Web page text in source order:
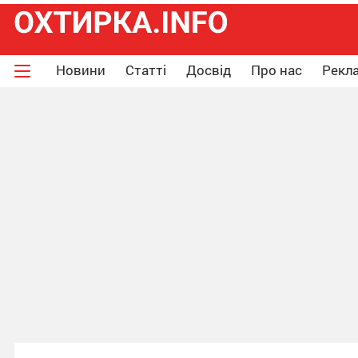
Новини Статті Досвід Про нас